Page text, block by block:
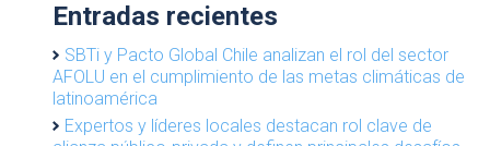
Entradas recientes
SBTi y Pacto Global Chile analizan el rol del sector
AFOLU en el cumplimiento de las metas climáticas de
latinoamérica
Expertos y líderes locales destacan rol clave de